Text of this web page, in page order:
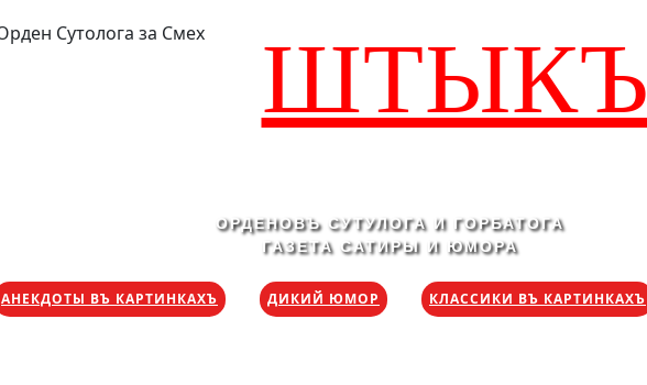
ШТЫКЪ
ОРДЕНОВЪ СУТУЛОГА И ГОРБАТОГА
ГАЗЕТА САТИРЫ И ЮМОРА
АНЕКДОТЫ ВЪ КАРТИНКАХЪ ДИКИЙ ЮМОР КЛАССИКИ ВЪ КАРТИНКАХЪ